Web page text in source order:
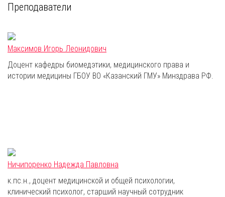
Преподаватели
Максимов Игорь Леонидович
Доцент кафедры биомедэтики, медицинского права и
истории медицины ГБОУ ВО «Казанский ГМУ» Минздрава РФ.
Ничипоренко Надежда Павловна
к.пс.н., доцент медицинской и общей психологии,
клинический психолог, старший научный сотрудник